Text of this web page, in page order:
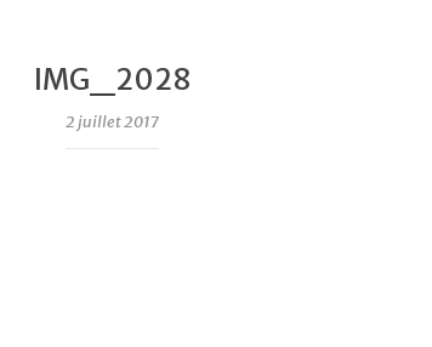
IMG_2028
2 juillet 2017